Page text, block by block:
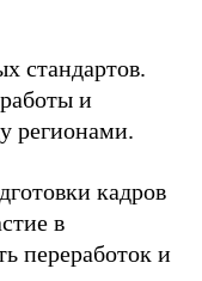
стандартов.
и
регионами.
кадров
в
переработок и